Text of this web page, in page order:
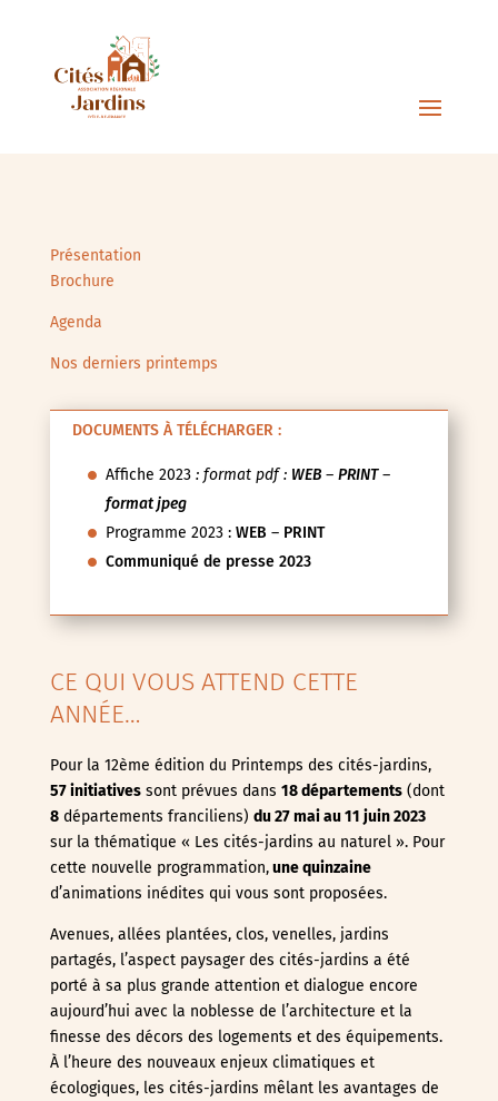
Présentation
Brochure
Agenda
Nos derniers printemps
DOCUMENTS À TÉLÉCHARGER :
Affiche 2023: format pdf : WEB– PRINT–
format jpeg
Programme 2023 : WEB – PRINT
Communiqué de presse 2023
CE QUI VOUS ATTEND CETTE
ANNÉE…
Pour la 12ème édition du Printemps des cités-jardins,
57 initiativessont prévues dans 18 départements(dont
8départements franciliens) du 27 mai au 11 juin2023
sur la thématique « Les cités-jardins au naturel ». Pour
cette nouvelle programmation,une quinzaine
d’animations inédites qui vous sont proposées.
Avenues, allées plantées, clos, venelles, jardins
partagés, l’aspect paysager des cités-jardins a été
porté à sa plus grande attention et dialogue encore
aujourd’hui avec la noblesse de l’architecture et la
finesse des décors des logements et des équipements.
À l’heure des nouveaux enjeux climatiques et
écologiques, les cités-jardins mêlant les avantages de